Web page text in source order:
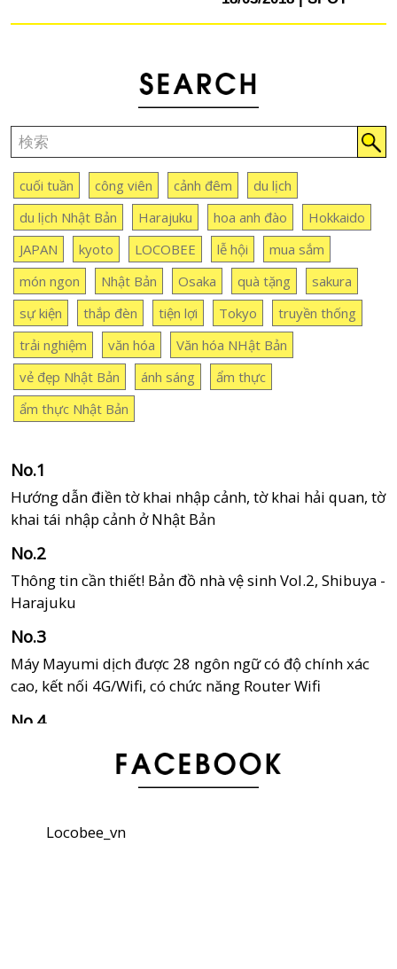
cuối tuần công viên cảnh đêm
du lịch
du lịch Nhật Bản
Harajuku hoa anh đào
Hokkaido
JAPAN
kyoto LOCOBEE lễ hội
mua sắm
món ngon
Nhật Bản Osaka quà tặng
sakura
sự kiện
thắp đèn tiện lợi Tokyo
truyền thống
trải nghiệm
văn hóa
Văn hóa NHật Bản
vẻ đẹp Nhật Bản
ánh sáng
ẩm thực
ẩm thực Nhật Bản
Hướng dẫn điền tờ khai nhập cảnh, tờ khai hải quan, tờ
khai tái nhập cảnh ở Nhật Bản
Thông tin cần thiết! Bản đồ nhà vệ sinh Vol.2, Shibuya -
Harajuku
Máy Mayumi dịch được 28 ngôn ngữ có độ chính xác
cao, kết nối 4G/Wifi, có chức năng Router Wifi
Thẻ lưu trú (在留カード) và Đăng kí Juminhyo (住民票-
Locobee_vn